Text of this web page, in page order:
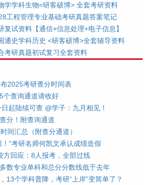
学学科生物<研客硕博> 全套考研资料
工程管理专业基础考研真题答案笔记
复试资料【通信+信息处理+电子信息】
通史学科历史 <研客硕博>全套辅导资料
考研真题初试复习全套资料
2025考研查分时间表
个查询通道请收好
起陆续可查 @学子：九月相见！
分！附查询通道
间汇总（附查分通道）
”考研名师何凯文承认成绩造假
方回应：8人报考，全部过线
数专业单科和总分分数线低于去年
13个学科普降，考研“上岸”变简单了？